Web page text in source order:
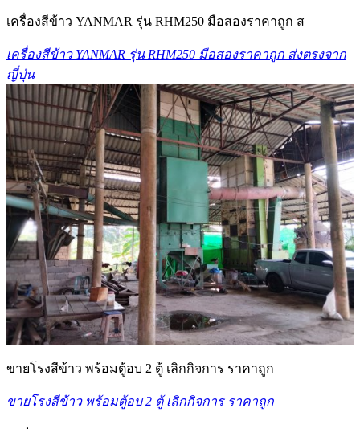
เครื่องสีข้าว YANMAR รุ่น RHM250 มือสองราคาถูก ส
เครื่องสีข้าว YANMAR รุ่น RHM250 มือสองราคาถูก ส่งตรงจาก
ญี่ปุ่น
ขายโรงสีข้าว พร้อมตู้อบ 2 ตู้ เลิกกิจการ ราคาถูก
ขายโรงสีข้าว พร้อมตู้อบ 2 ตู้ เลิกกิจการ ราคาถูก